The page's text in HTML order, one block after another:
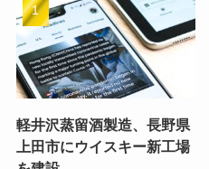
軽井沢蒸留酒製造、長野県
上田市にウイスキー新工場